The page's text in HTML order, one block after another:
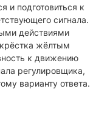
и подготовиться к
сигнала.
действиями
жёлтым
к движению
регулировщика,
варианту ответа.